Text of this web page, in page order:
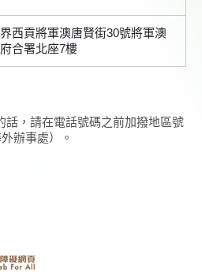
西貢將軍澳唐賢街30號將軍澳
合署北座7樓
話，請在電話號碼之前加撥地區號
辦事處）。